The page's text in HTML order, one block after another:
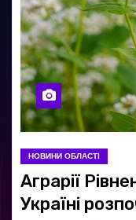
НОВИНИ ОБЛАСТІ
Аграрії
Україні